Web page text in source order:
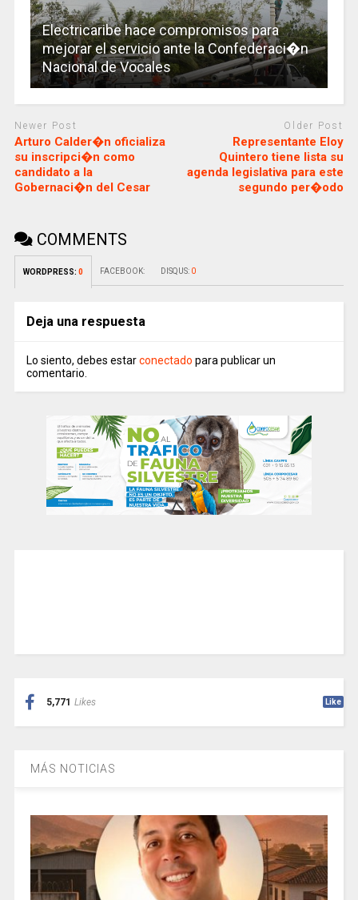
Electricaribe hace compromisos para
mejorar el servicio ante la Confederaci�n
Nacional de Vocales
Newer Post
Arturo Calder�n oficializa
su inscripci�n como
candidato a la
Gobernaci�n del Cesar
Older Post
Representante Eloy
Quintero tiene lista su
agenda legislativa para este
segundo per�odo
COMMENTS
WORDPRESS: 0 FACEBOOK: DISQUS: 0
Deja una respuesta
Lo siento, debes estarconectado para publicar un
comentario.
5,771 Likes Like
MÁS NOTICIAS